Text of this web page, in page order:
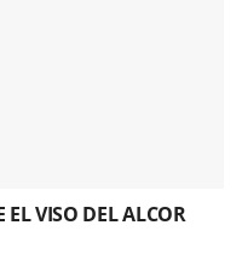
EL VISO DEL ALCOR